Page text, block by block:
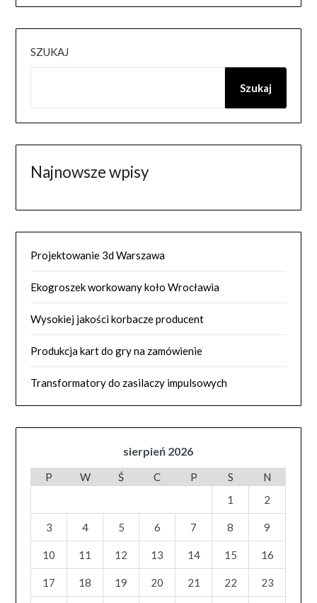
SZUKAJ
Szukaj
Najnowsze wpisy
Projektowanie 3d Warszawa
Ekogroszek workowany koło Wrocławia
Wysokiej jakości korbacze producent
Produkcja kart do gry na zamówienie
Transformatory do zasilaczy impulsowych
sierpień 2026
P W Ś C P S
N
1
2
3 4 5 6 7 8 9
10 11 12 13 14 15 16
17 18 19 20 21 22 23